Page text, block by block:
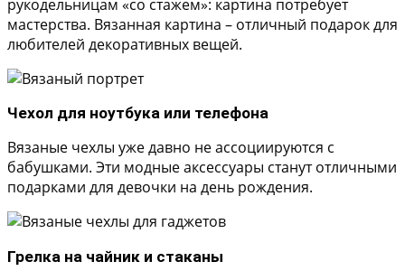
рукодельницам «со стажем»: картина потребует
мастерства. Вязанная картина – отличный подарок для
любителей декоративных вещей.
Чехол для ноутбука или телефона
Вязаные чехлы уже давно не ассоциируются с
бабушками. Эти модные аксессуары станут отличными
подарками для девочки на день рождения.
Грелка на чайник и стаканы